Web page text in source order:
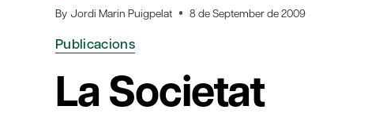
By Jordi Marin Puigpelat 8 de September de 2009
Publicacions
La Societat